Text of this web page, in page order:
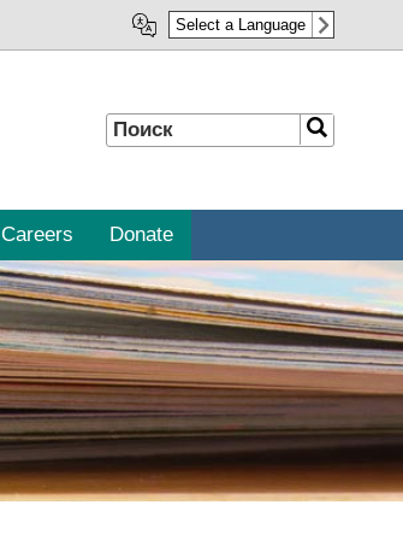
Select a Language
Поиск Поиск
Careers Donate